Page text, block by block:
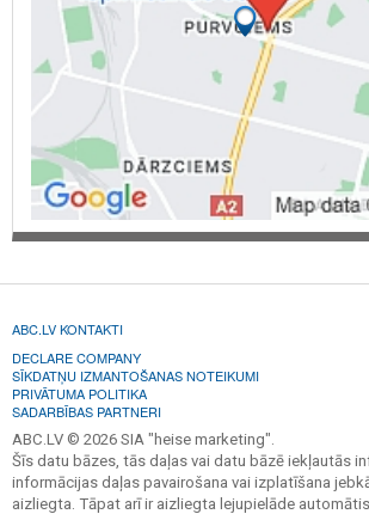
ABC.LV KONTAKTI
DECLARE COMPANY
SĪKDATŅU IZMANTOŠANAS NOTEIKUMI
PRIVĀTUMA POLITIKA
SADARBĪBAS PARTNERI
ABC.LV © 2026 SIA "heise marketing".
Šīs datu bāzes, tās daļas vai datu bāzē iekļautās
informācijas daļas pavairošana vai izplatīšana
aizliegta. Tāpat arī ir aizliegta lejupielāde